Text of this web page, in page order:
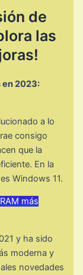
de
las
en 2023:
a lo
consigo
que la
En la
Windows 11.
más
y ha sido
moderna y
novedades